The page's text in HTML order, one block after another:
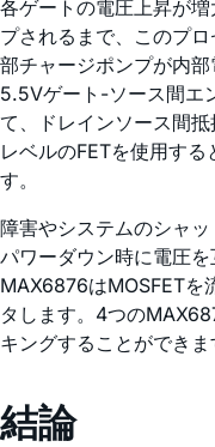
各ゲートの電圧上昇が
プされるまで、このプ
部チャージポンプが内
5.5Vゲート-ソース間エ
て、ドレインソース間
レベルのFETを使用す
す。
障害やシステムのシャッ
パワーダウン時に電圧を
MAX6876はMOSFETを
タします。4つの
キングすることができま
結論